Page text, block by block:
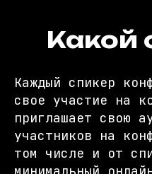
Какой
Каждый спикер
свое участие на
приглашает свою
участников на
том числе и от
минимальный